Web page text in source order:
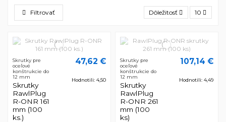
Filtrovať Dôležitosť 10
Skrutky pre
oceľové
konštrukcie do
12 mm
Skrutky
RawlPlug
R-ONR 161
mm (100
ks.)
47,62 €
Hodnotili: 4,50
Skrutky pre
oceľové
konštrukcie do
12 mm
Skrutky
RawlPlug
R-ONR 261
mm (100
ks)
107,14 €
Hodnotili: 4,49